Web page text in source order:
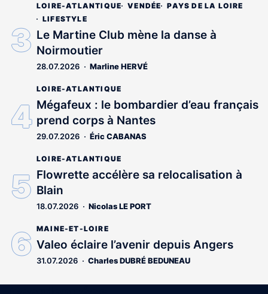
LOIRE-ATLANTIQUE VENDÉE
PAYS DE LA LOIRE
LIFESTYLE
Le Martine Club mène la danse à
Noirmoutier
28.07.2026 Marline HERVÉ
LOIRE-ATLANTIQUE
Mégafeux : le bombardier d’eau français
prend corps à Nantes
29.07.2026 Éric CABANAS
LOIRE-ATLANTIQUE
Flowrette accélère sa relocalisation à
Blain
18.07.2026 Nicolas LE PORT
MAINE-ET-LOIRE
Valeo éclaire l’avenir depuis Angers
31.07.2026 Charles DUBRÉ BEDUNEAU